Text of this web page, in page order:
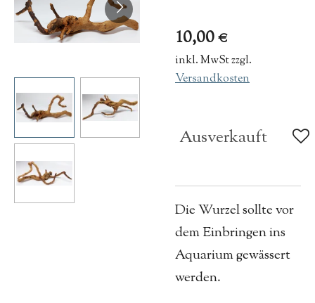
10,00 €
inkl. MwSt zzgl.
Versandkosten
Ausverkauft
Die Wurzel sollte vor
dem Einbringen ins
Aquarium gewässert
werden.